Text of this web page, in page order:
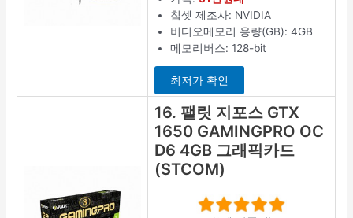
칩셋 제조사: NVIDIA
비디오메모리 용량(GB): 4GB
메모리버스: 128-bit
최저가 확인
16. 팰릿 지포스 GTX
1650 GAMINGPRO OC
D6 4GB 그래픽카드
(STCOM)